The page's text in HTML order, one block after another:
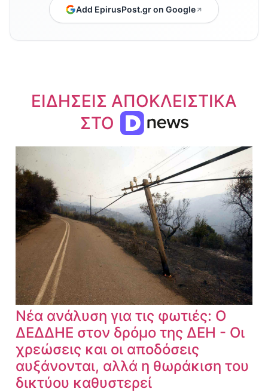
Add EpirusPost.gr on Google
ΕΙΔΗΣΕΙΣ ΑΠΟΚΛΕΙΣΤΙΚΑ
ΣΤΟ
Νέα ανάλυση για τις φωτιές: Ο
ΔΕΔΔΗΕ στον δρόμο της ΔΕΗ - Οι
χρεώσεις και οι αποδόσεις
αυξάνονται, αλλά η θωράκιση του
δικτύου καθυστερεί